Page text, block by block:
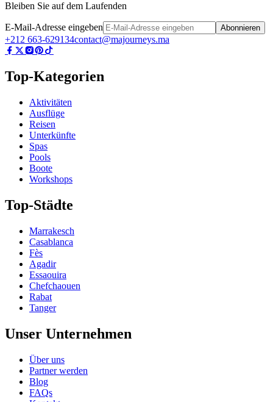
Bleiben Sie auf dem Laufenden
E-Mail-Adresse eingeben Abonnieren
+212 663-629134contact@majourneys.ma
Top-Kategorien
Aktivitäten
Ausflüge
Reisen
Unterkünfte
Spas
Pools
Boote
Workshops
Top-Städte
Marrakesch
Casablanca
Fès
Agadir
Essaouira
Chefchaouen
Rabat
Tanger
Unser Unternehmen
Über uns
Partner werden
Blog
FAQs